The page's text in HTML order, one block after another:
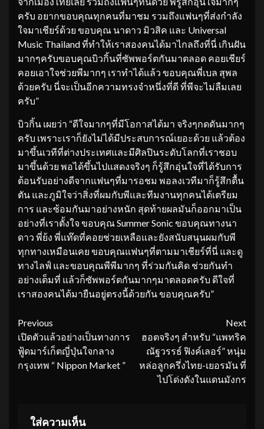
ครับ อยากขอบคุณทุกคนที่มาชม รวมถึงแฟนๆที่ส่งกำลัง
ใจมาเชียร์ด้วย ขอบคุณ นาดาว มิวสิค และ Universal
Music Thailand ที่ทำให้เราสองคนได้มาไกลถึงที่นี่ เกินฝัน
มากๆครับขอบคุณบิวกิ้นที่ซัพพอร์ตกันมาตลอด คอยเชียร์
คอยเอาใจช่วยพีมากๆ เราทำได้แล้ว ขอบคุณพี่เบล สุพล
ด้วยครับ นี่จะเป็นอีกความทรงจำหนึ่งที่ดี ที่พีจะไม่ลืมเลย
ครับ”
บิวกิ้น เผยว่า “ดีใจมากๆที่มีโอกาสได้มา จริงๆกดดันมากๆ
ครับ เพราะเราก็ยังไม่ได้มีประสบการณ์เยอะด้วย แล้วต้อง
มาขึ้นเวทีที่ต่างประเทศและมีศิลปินระดับโลกที่เราชอบ
มาขึ้นด้วย พอได้ขึ้นไปแสดงจริงๆ ก็รู้สึกอุ่นใจที่ได้รับการ
ต้อนรับอย่างดีจากแฟนๆที่มารอชม พอลงเวทีมาก็รู้สึกตื้น
ตัน และภูมิใจว่าสิ่งที่ผมกับพีและทีมงานทุกคนได้เตรียม
การ และซ้อมกันมาอย่างหนัก สุดท้ายผลมันก็ออกมาเป็น
อย่างที่เราตั้งใจ ขอบคุณ Summer Sonic ขอบคุณทางนา
ดาว พี่ย้ง พี่แท๊ดที่คอยช่วยเหลือและยังสนับสนุนผมกับพี
ทุกทางเหมือนเคย ขอบคุณแฟนๆที่ตามมาเชียร์ที่นี่ และดู
ทางไลฟ์ และขอบคุณพีพีมากๆ ที่ร่วมกันคิด ช่วยกันทำ
อย่างเต็มที่ แล้วก็ซัพพอร์ตกันมากๆมาตลอดครับ ดีใจที่
เราสองคนได้มายืนอยู่ตรงนี้ด้วยกัน ขอบคุณครับ”
Continue
Reading
Previous
เปิดตัวแล้วอย่างเป็นทางการ
ฟู้ดมาร์เก็ตญี่ปุ่นใจกลาง
กรุงเทพ “ Nippon Market ”
Next
ฮอตจริงๆ​ สำหรับ “แพทริค​
ณัฐวรรธ์​ ฟิงค์เลอร์” หนุ่ม
หล่อลูกครึ่งไทย-เยอรมัน​ ที่
ไปโด่งดังในแดนมังกร
ใส่ความเห็น